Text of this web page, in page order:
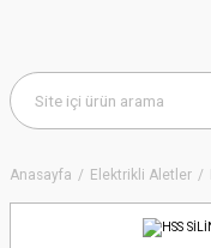
Anasayfa Elektrikli Aletler